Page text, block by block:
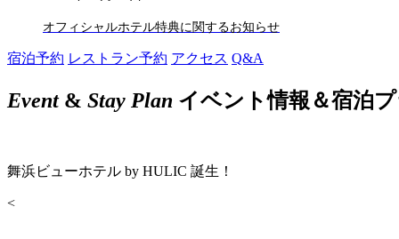
オフィシャルホテル特典に関するお知らせ
宿泊予約 レストラン予約 アクセス Q&A
Event& Stay Plan イベント情報＆宿泊
舞浜ビューホテル by HULIC 誕生！
<